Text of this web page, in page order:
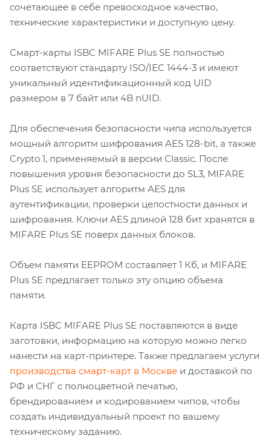
сочетающее в себе превосходное качество,
технические характеристики и доступную цену.
Смарт-карты ISBC MIFARE Plus SE полностью
соответствуют стандарту ISO/IEC 1444-3 и имеют
уникальный идентификационный код UID
размером в 7 байт или 4B nUID.
Для обеспечения безопасности чипа используется
мощный алгоритм шифрования AES 128-bit, а также
Crypto 1, применяемый в версии Classic. После
повышения уровня безопасности до SL3, MIFARE
Plus SE использует алгоритм AES для
аутентификации, проверки целостности данных и
шифрования. Ключи AES длиной 128 бит хранятся в
MIFARE Plus SE поверх данных блоков.
Объем памяти EEPROM составляет 1 Кб, и MIFARE
Plus SE предлагает только эту опцию объема
памяти.
Карта ISBC MIFARE Plus SE поставляются в виде
заготовки, информацию на которую можно легко
нанести на карт-принтере. Также предлагаем услуги
производства смарт-карт в Москве и доставкой по
РФ и СНГ с полноцветной печатью,
брендированием и кодированием чипов, чтобы
создать индивидуальный проект по вашему
техническому заданию.